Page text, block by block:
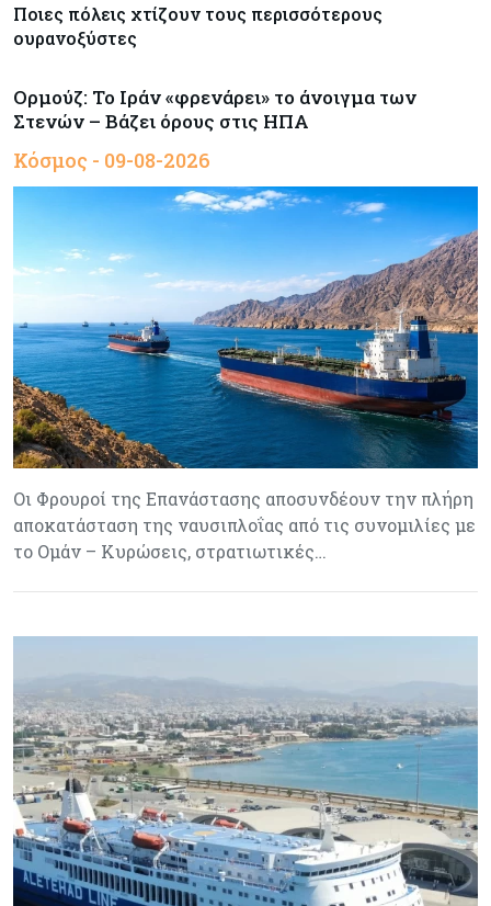
Ποιες πόλεις χτίζουν τους περισσότερους
ουρανοξύστες
Ορμούζ: Το Ιράν «φρενάρει» το άνοιγμα των
Στενών – Βάζει όρους στις ΗΠΑ
Κόσμος - 09-08-2026
Οι Φρουροί της Επανάστασης αποσυνδέουν την πλήρη
αποκατάσταση της ναυσιπλοΐας από τις συνομιλίες με
το Ομάν – Κυρώσεις, στρατιωτικές…